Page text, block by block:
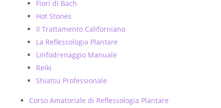
Fiori di Bach
Hot Stones
Il Trattamento Californiano
La Reflessologia Plantare
Linfodrenaggio Manuale
Reiki
Shiatsu Professionale
Corso Amatoriale di Reflessologia Plantare